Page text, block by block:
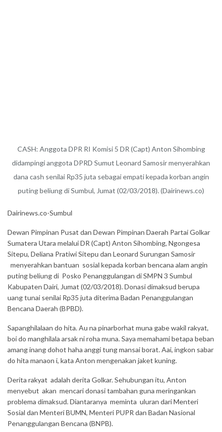
CASH: Anggota DPR RI Komisi 5 DR (Capt) Anton Sihombing
didampingi anggota DPRD Sumut Leonard Samosir menyerahkan
dana cash senilai Rp35 juta sebagai empati kepada korban angin
puting beliung di Sumbul, Jumat (02/03/2018). (Dairinews.co)
Dairinews.co-Sumbul
Dewan Pimpinan Pusat dan Dewan Pimpinan Daerah Partai Golkar
Sumatera Utara melalui DR (Capt) Anton Sihombing, Ngongesa
Sitepu, Deliana Pratiwi Sitepu dan Leonard Surungan Samosir
menyerahkan bantuan sosial kepada korban bencana alam angin
puting beliung di Posko Penanggulangan di SMPN 3 Sumbul
Kabupaten Dairi, Jumat (02/03/2018). Donasi dimaksud berupa
uang tunai senilai Rp35 juta diterima Badan Penanggulangan
Bencana Daerah (BPBD).
Sapanghilalaan do hita. Au na pinarborhat muna gabe wakil rakyat,
boi do manghilala arsak ni roha muna. Saya memahami betapa beban
amang inang dohot haha anggi tung mansai borat. Aai, ingkon sabar
do hita manaon i, kata Anton mengenakan jaket kuning.
Derita rakyat adalah derita Golkar. Sehubungan itu, Anton
menyebut akan mencari donasi tambahan guna meringankan
problema dimaksud. Diantaranya meminta uluran dari Menteri
Sosial dan Menteri BUMN, Menteri PUPR dan Badan Nasional
Penanggulangan Bencana (BNPB).